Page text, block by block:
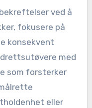
ved å
fokusere på
konsekvent
med
som forsterker
eller